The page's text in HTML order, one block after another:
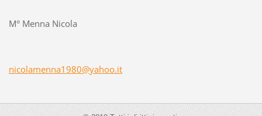
M° Menna Nicola
nicolamenna1980@yahoo.it